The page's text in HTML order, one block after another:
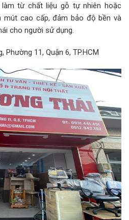
từ chất liệu gỗ tự nhiên hoặc
mút cao cấp, đảm bảo độ bền và
cho người sử dụng.
Phường 11, Quận 6, TP.HCM